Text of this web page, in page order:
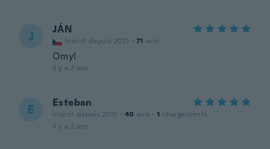
J JÁN
Inscrit depuis 2021 · 71 avis
Omyl
il y a 2 ans
E Esteban
Inscrit depuis 2015 · 40 avis · 1 chargements
il y a 2 ans